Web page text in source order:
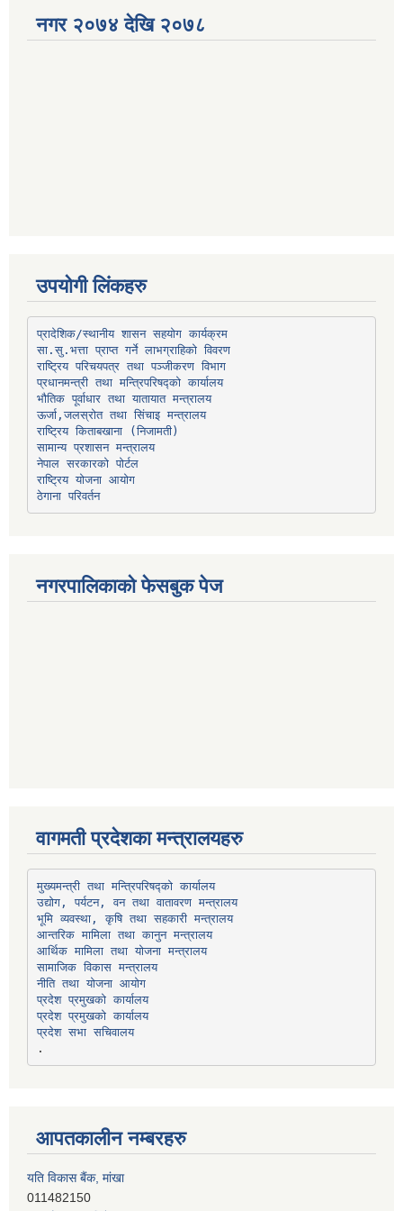
नगर २०७४ देखि २०७८
उपयोगी लिंकहरु
प्रादेशिक/स्थानीय शासन सहयोग कार्यक्रम
सा.सु.भत्ता प्राप्त गर्ने लाभग्राहिको विवरण
राष्ट्रिय परिचयपत्र तथा पञ्‍जीकरण विभाग
प्रधानमन्त्री तथा मन्त्रिपरिषद्को कार्यालय
भौतिक पूर्वाधार तथा यातायात मन्त्रालय
ऊर्जा,जलस्रोत तथा सिंचाइ मन्त्रालय
सामान्य प्रशासन मन्त्रालय
नेपाल सरकारको पोर्टल
राष्ट्रिय योजना आयोग
ठेगाना परिवर्तन
नगरपालिकाको फेसबुक पेज
वागमती प्रदेशका मन्त्रालयहरु
मुख्यमन्त्री तथा मन्त्रिपरिषद्को कार्यालय
उद्योग, पर्यटन, वन तथा वातावरण मन्त्रालय
भूमि व्यवस्था, कृषि तथा सहकारी मन्त्रालय
आन्तरिक मामिला तथा कानुन मन्त्रालय
आर्थिक मामिला तथा योजना मन्त्रालय
सामाजिक विकास मन्त्रालय
नीति तथा योजना आयोग
प्रदेश प्रमुखको कार्यालय
प्रदेश प्रमुखको कार्यालय
प्रदेश सभा सचिवालय
आपतकालीन नम्बरहरु
प्रभु बैंक, बाह्रविसे
011489259